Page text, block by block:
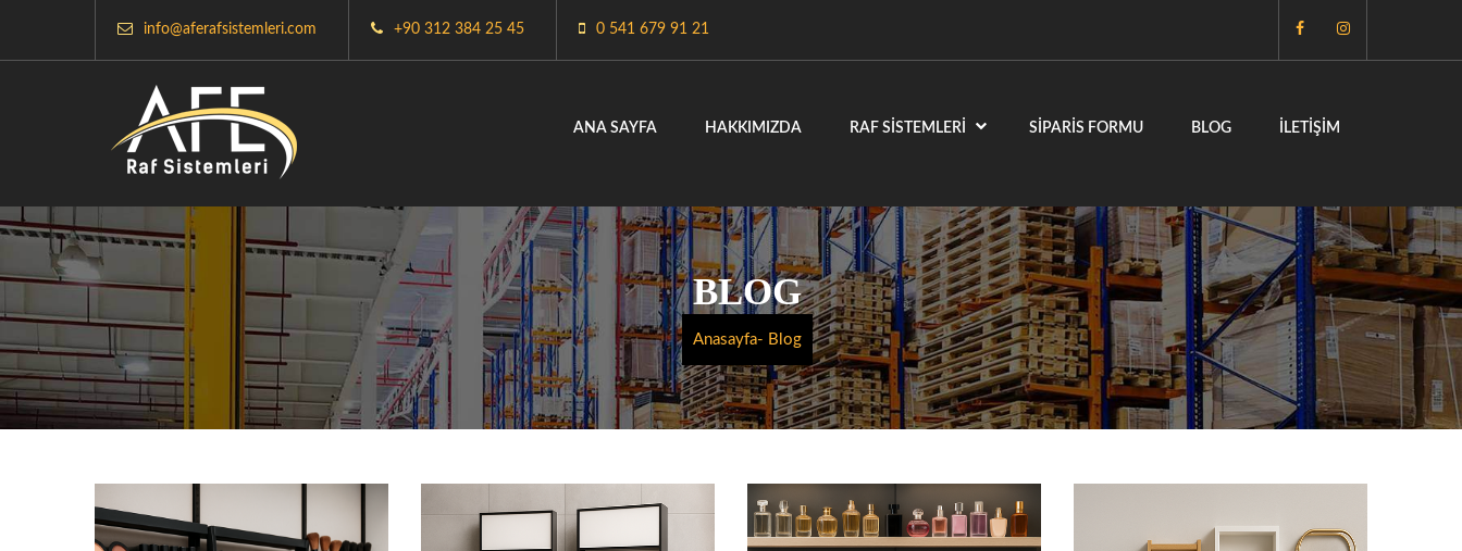
info@aferafsistemleri.com +90 312 384 25 45 0 541 679 91 21
ANA SAYFA HAKKIMIZDA RAF SISTEMLERI SIPARIS FORMU BLOG İLETIŞIM
BLOG
Anasayfa- Blog